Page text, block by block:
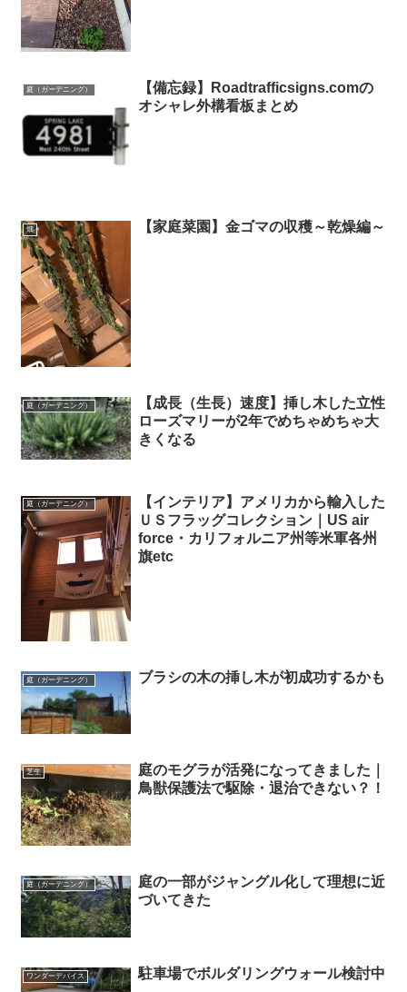
庭（ガーデニング）
【備忘録】Roadtrafficsigns.comの
オシャレ外構看板まとめ
畑 【家庭菜園】金ゴマの収穫～乾燥編～
庭（ガーデニング）
【成長（生長）速度】挿し木した立性
ローズマリーが2年でめちゃめちゃ大
きくなる
庭（ガーデニング）
【インテリア】アメリカから輸入した
ＵＳフラッグコレクション｜US air
force・カリフォルニア州等米軍各州
旗etc
庭（ガーデニング） ブラシの木の挿し木が初成功するかも
芝生
庭のモグラが活発になってきました｜
鳥獣保護法で駆除・退治できない？！
庭（ガーデニング）
庭の一部がジャングル化して理想に近
づいてきた
ワンダーデバイス 駐車場でボルダリングウォール検討中